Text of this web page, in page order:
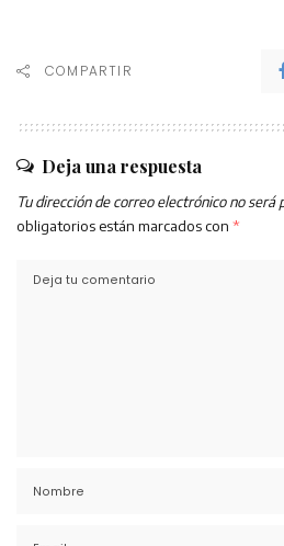
COMPARTIR
Deja una respuesta
Tu dirección de correo electrónico no será
obligatorios están marcados con *